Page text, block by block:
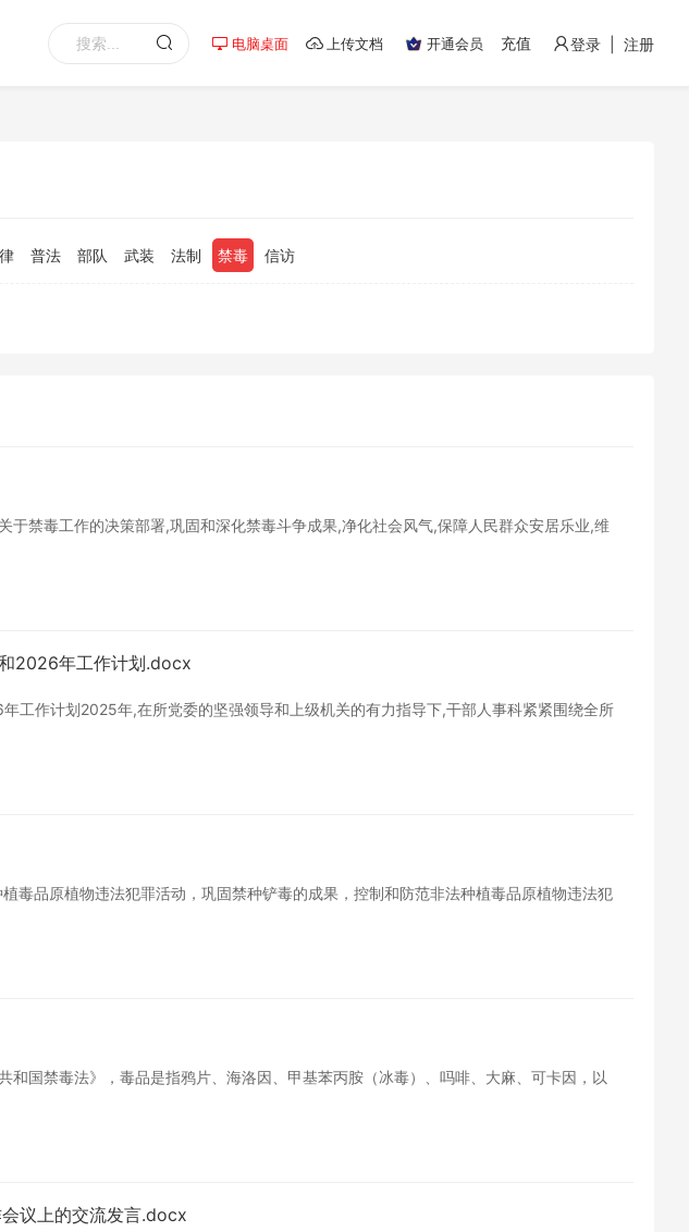
电脑桌面 上传文档 开通会员 充值 登录 | 注册
普法 部队 武装 法制 禁毒 信访
禁毒工作的决策部署,巩固和深化禁毒斗争成果,净化社会风气,保障人民群众安居乐业,维
2026年工作计划.docx
工作计划2025年,在所党委的坚强领导和上级机关的有力指导下,干部人事科紧紧围绕全所
毒品原植物违法犯罪活动，巩固禁种铲毒的成果，控制和防范非法种植毒品原植物违法犯
和国禁毒法》，毒品是指鸦片、海洛因、甲基苯丙胺（冰毒）、吗啡、大麻、可卡因，以
议上的交流发言.docx